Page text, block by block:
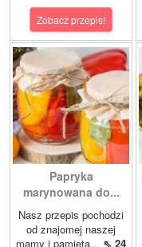
Zobacz przepis!
Papryka
marynowana do...
Nasz przepis pochodzi
od znajomej naszej
mamy i pamięta... ⇖ 24